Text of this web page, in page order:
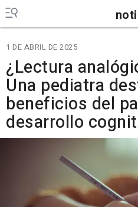
noti
1 DE ABRIL DE 2025
¿Lectura
Una pediatra
beneficios del
desarrollo